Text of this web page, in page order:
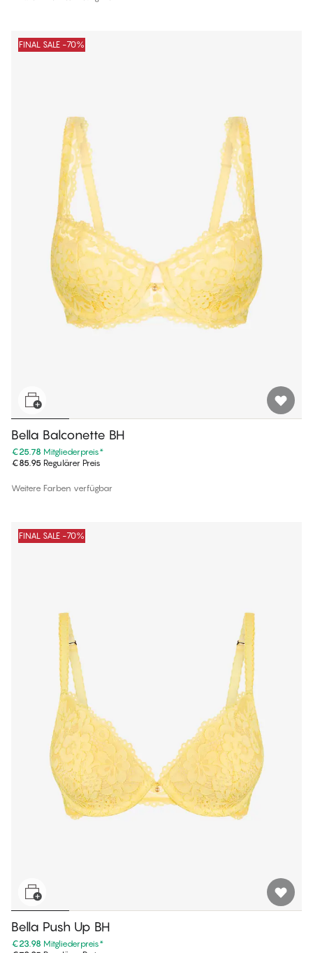
FINAL SALE -70%
Bella Balconette BH
€25.78 Mitgliederpreis*
€85.95 Regulärer Preis
Weitere Farben verfügbar
FINAL SALE -70%
Bella Push Up BH
€23.98 Mitgliederpreis*